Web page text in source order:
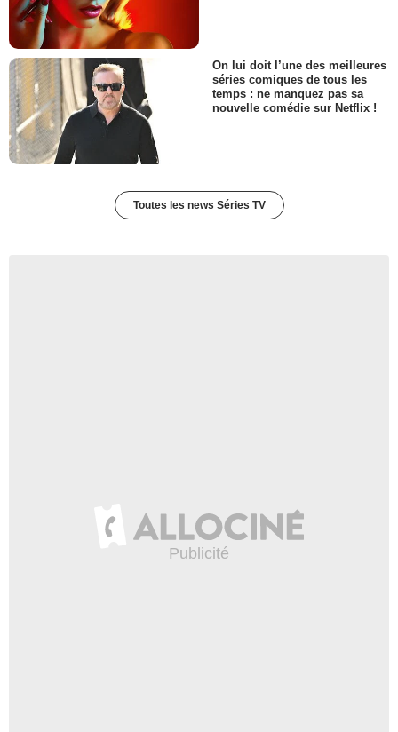
On lui doit l’une des meilleures
séries comiques de tous les
temps : ne manquez pas sa
nouvelle comédie sur Netflix !
Toutes les news Séries TV